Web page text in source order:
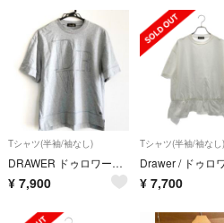
Tシャツ(半袖/袖なし)
DRAWER ドゥロワー クールネック Ｔシャツ
¥ 7,900
Tシャツ(半袖/袖なし)
¥ 7,700